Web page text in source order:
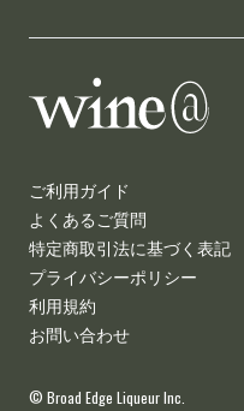
ご利用ガイド
よくあるご質問
特定商取引法に基づく表記
プライバシーポリシー
利用規約
お問い合わせ
© Broad Edge Liqueur Inc.